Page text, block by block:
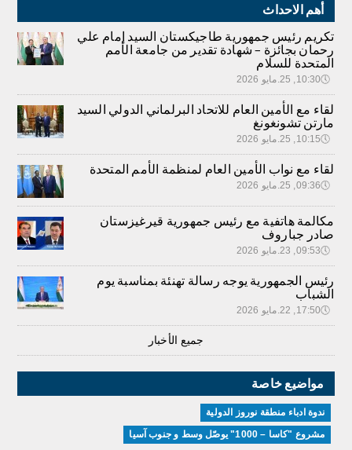
أهم الاحداث
تكريم رئيس جمهورية طاجيكستان السيد إمام علي
رحمان بجائزة – شهادة تقدير من جامعة الأمم
المتحدة للسلام
🕔10:30, 25.مايو 2026
لقاء مع الأمين العام للاتحاد البرلماني الدولي السيد
مارتن تشونغونغ
🕔10:15, 25.مايو 2026
لقاء مع نواب الأمين العام لمنظمة الأمم المتحدة
🕔09:36, 25.مايو 2026
مكالمة هاتفية مع رئيس جمهورية قيرغيزستان
صادر جباروف
🕔09:53, 23.مايو 2026
رئيس الجمهورية يوجه رسالة تهنئة بمناسبة يوم
الشباب
🕔17:50, 22.مايو 2026
جميع الأخبار
مواضيع خاصة
ندوة ادباء منطقة نوروز الدولية
مشروع "كاسا – 1000" يوصّل وسط و جنوب آسيا